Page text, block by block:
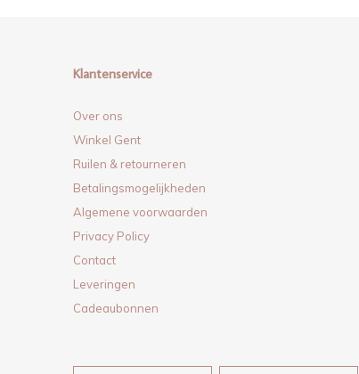
Klantenservice
Over ons
Winkel Gent
Ruilen & retourneren
Betalingsmogelijkheden
Algemene voorwaarden
Privacy Policy
Contact
Leveringen
Cadeaubonnen